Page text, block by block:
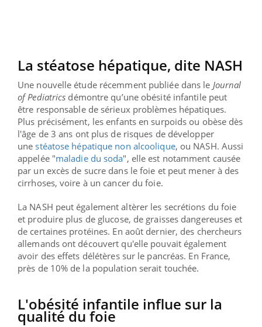
La stéatose hépatique, dite NASH
Une nouvelle étude récemment publiée dans le Journal
of Pediatrics démontre qu’une obésité infantile peut
être responsable de sérieux problèmes hépatiques.
Plus précisément, les enfants en surpoids ou obèse dès
l'âge de 3 ans ont plus de risques de développer
une stéatose hépatique non alcoolique, ou NASH. Aussi
appelée "maladie du soda", elle est notamment causée
par un excès de sucre dans le foie et peut mener à des
cirrhoses, voire à un cancer du foie.
La NASH peut également altèrer les secrétions du foie
et produire plus de glucose, de graisses dangereuses et
de certaines protéines. En août dernier, des chercheurs
allemands ont découvert qu'elle pouvait également
avoir des effets délétères sur le pancréas. En France,
près de 10% de la population serait touchée.
L'obésité infantile influe sur la
qualité du foie